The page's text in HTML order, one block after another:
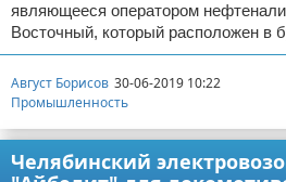
являющееся оператором
Восточный, который расположен в
Август Борисов 30-06-2019 10:22
Промышленность
Челябинский